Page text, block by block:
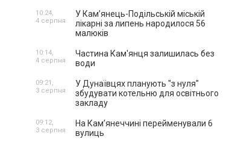
У Кам’янець-Подільській міській
лікарні за липень народилося 56
малюків
10:24,
4 серпня
Частина Кам'янця залишилась без
води
10:14,
4 серпня
У Дунаївцях планують "з нуля"
збудувати котельню для освітнього
закладу
09:21,
3 серпня
На Камʼянеччині перейменували 6
вулиць
09:12,
3 серпня